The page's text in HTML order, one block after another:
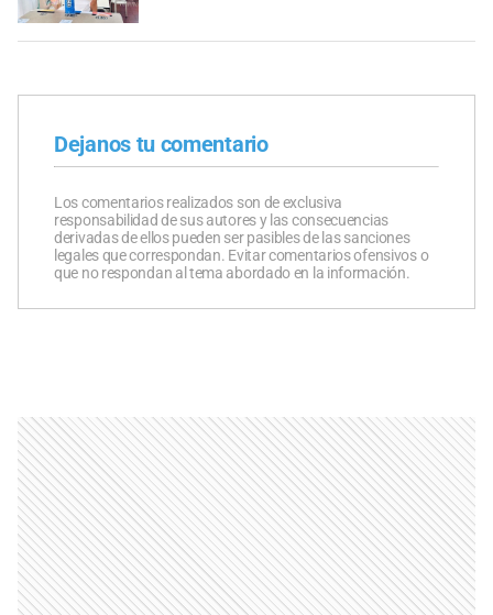
Dejanos tu comentario
Los comentarios realizados son de exclusiva
responsabilidad de sus autores y las consecuencias
derivadas de ellos pueden ser pasibles de las sanciones
legales que correspondan. Evitar comentarios ofensivos o
que no respondan al tema abordado en la información.